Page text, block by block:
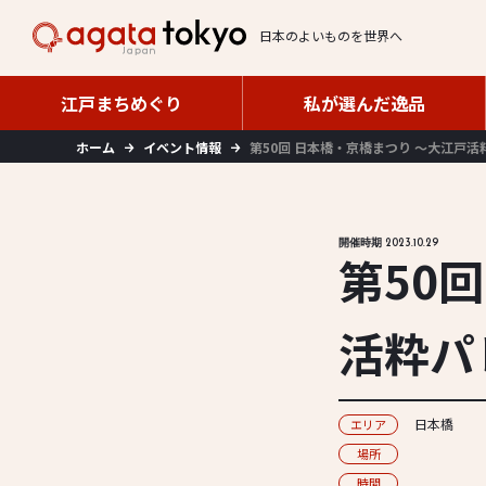
日本のよいものを世界へ
江戸まちめぐり
江戸まちめぐり
私が選んだ逸品
私が選んだ逸品
ホーム イベント情報 第50回 日本橋・京橋まつり 〜大江戸活
開催時期 2023.10.29
第50
活粋
エリア 日本橋
場所